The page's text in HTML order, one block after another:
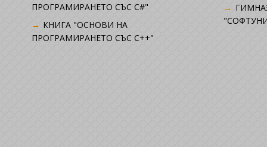
ПРОГРАМИРАНЕТО СЪС C#"
КНИГА "ОСНОВИ НА
ПРОГРАМИРАНЕТО СЪС C++"